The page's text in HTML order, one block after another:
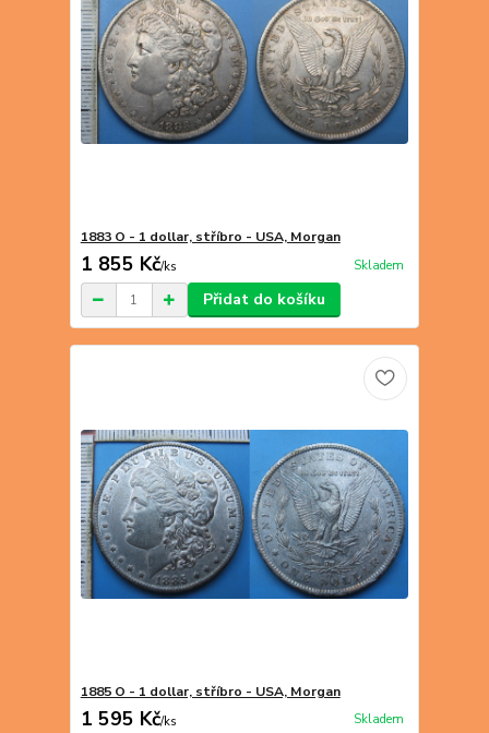
1883 O - 1 dollar, stříbro - USA, Morgan
1 855 Kč/ks Skladem
Přidat do košíku
1885 O - 1 dollar, stříbro - USA, Morgan
1 595 Kč/ks Skladem